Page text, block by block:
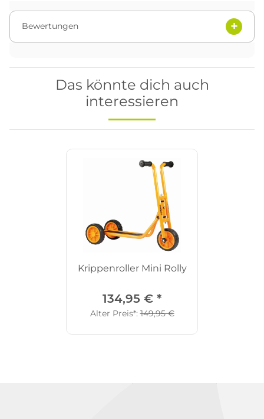
Bewertungen
Das könnte dich auch
interessieren
Krippenroller Mini Rolly
134,95 € *
Alter Preis*:149,95 €